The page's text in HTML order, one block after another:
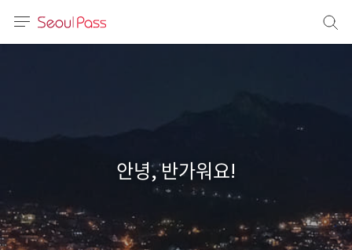
文 (台灣)
안녕, 반가워요!